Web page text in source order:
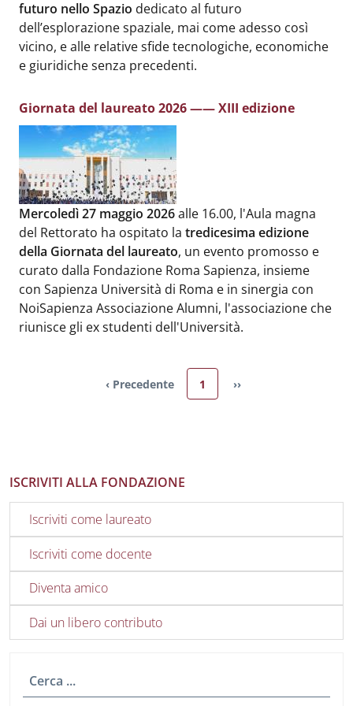
futuro nello Spazio dedicato al futuro
dell’esplorazione spaziale, mai come adesso così
vicino, e alle relative sfide tecnologiche, economiche
e giuridiche senza precedenti.
Giornata del laureato 2026 —— XIII edizione
Body:
Mercoledì 27 maggio 2026alle 16.00, l'Aula magna
del Rettorato ha ospitato la tredicesima edizione
della Giornata del laureato, un evento promosso e
curato dalla Fondazione Roma Sapienza, insieme
con Sapienza Università di Roma e in sinergia con
NoiSapienza Associazione Alumni, l'associazione che
riunisce gli ex studenti dell'Università.
Pagina precedente
‹ Precedente Pagina attuale
1 Pagina successiva
››
ISCRIVITI ALLA FONDAZIONE
Iscriviti come laureato
Iscriviti come docente
Diventa amico
Dai un libero contributo
Cerca